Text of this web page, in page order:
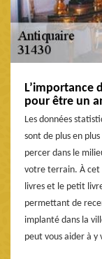
L’importance
pour être un
Les données
sont de plus en
percer dans le
votre terrain. À cet
livres et le petit
permettant de
implanté dans la
peut vous aider à y